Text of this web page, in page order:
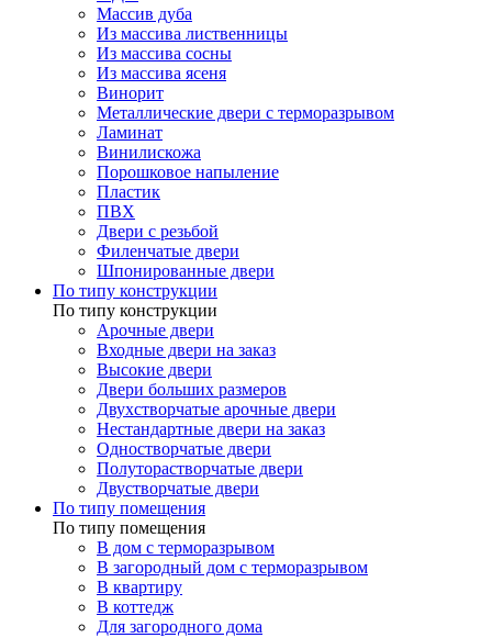
Массив дуба
Из массива лиственницы
Из массива сосны
Из массива ясеня
Винорит
Металлические двери с терморазрывом
Ламинат
Винилискожа
Порошковое напыление
Пластик
ПВХ
Двери с резьбой
Филенчатые двери
Шпонированные двери
По типу конструкции
По типу конструкции
Арочные двери
Входные двери на заказ
Высокие двери
Двери больших размеров
Двухстворчатые арочные двери
Нестандартные двери на заказ
Одностворчатые двери
Полуторастворчатые двери
Двустворчатые двери
По типу помещения
По типу помещения
В дом с терморазрывом
В загородный дом с терморазрывом
В квартиру
В коттедж
Для загородного дома